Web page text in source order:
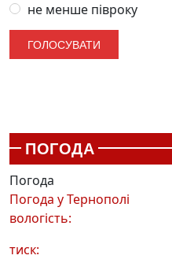
не менше півроку
ПОГОДА
Погода
Погода уТернополі
вологість:
тиск: